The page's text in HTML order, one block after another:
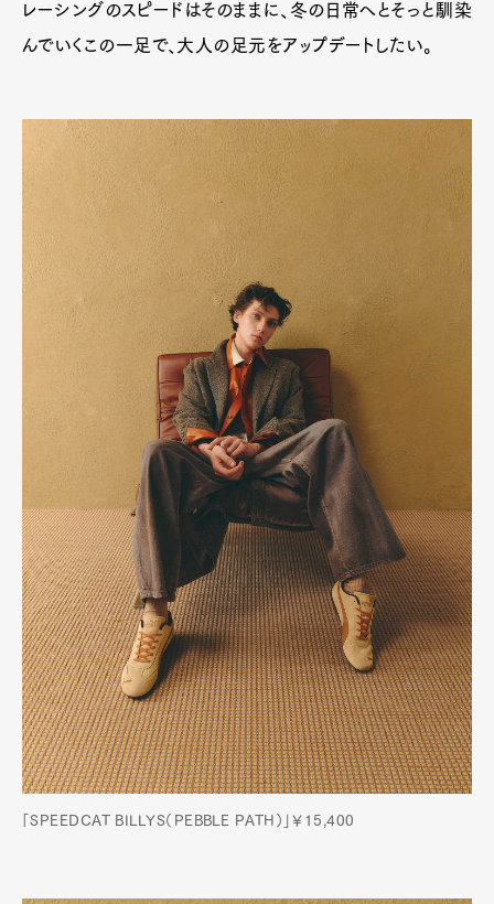
レーシングのスピードはそのままに、冬の日常へとそっと馴染
んでいくこの一足で、大人の足元をアップデートしたい。
「SPEEDCAT BILLYS（PEBBLE PATH）」￥15,400